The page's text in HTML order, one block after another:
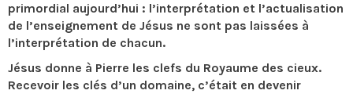
primordial aujourd’hui : l’interprétation et l’actualisation
de l’enseignement de Jésus ne sont pas laissées à
l’interprétation de chacun.
Jésus donne à Pierre les clefs du Royaume des cieux.
Recevoir les clés d’un domaine, c’était en devenir